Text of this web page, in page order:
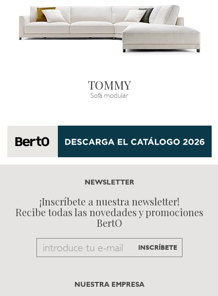
TOMMY
Sofá modular
NEWSLETTER
¡Inscríbete a nuestra newsletter!
Recibe todas las novedades y promociones
BertO
Email
subscribe
INSCRÍBETE
NUESTRA EMPRESA